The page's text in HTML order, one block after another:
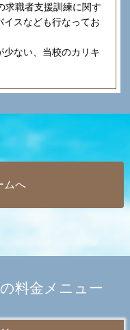
求職者支援訓練に関す
イスなども行なってお
ない、当校のカリキ
ムへ
料金メニュー